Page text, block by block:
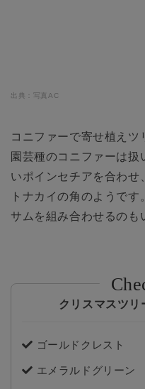
出典：写真AC
コニファーで寄せ植えツ
園芸種のコニファーは
いポインセチアを合わせ
トナカイの角のようで
サムを組み合わせるのも
クリスマスツリ
ゴールドクレスト
エメラルドグリーン